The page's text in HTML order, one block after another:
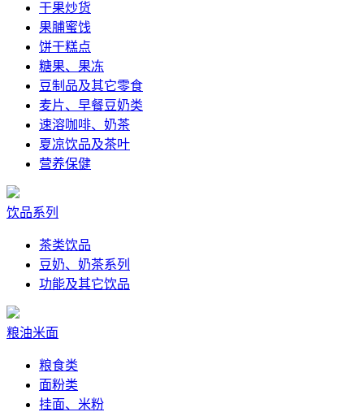
干果炒货
果脯蜜饯
饼干糕点
糖果、果冻
豆制品及其它零食
麦片、早餐豆奶类
速溶咖啡、奶茶
夏凉饮品及茶叶
营养保健
饮品系列
茶类饮品
豆奶、奶茶系列
功能及其它饮品
粮油米面
粮食类
面粉类
挂面、米粉